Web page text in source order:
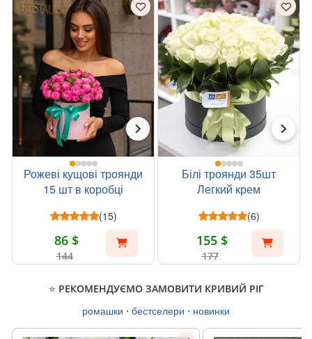
Рожеві кущові троянди
15 шт в коробці
(15)
86 $
144
Білі троянди 35шт
Легкий крем
(6)
155 $
177
⭐ РЕКОМЕНДУЄМО ЗАМОВИТИ КРИВИЙ РІГ
ромашки ⋅ бестселери ⋅ новинки